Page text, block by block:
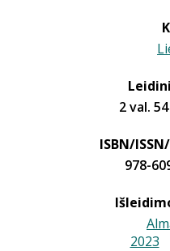
2 val.
ISBN/
978-
2023